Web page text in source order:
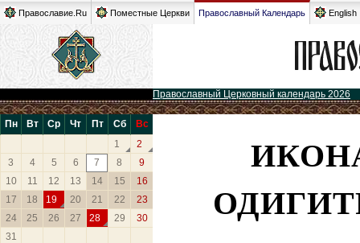
Православие.Ru Поместные Церкви Православный Календарь English
Православный Церковный календарь 2026
Пн Вт Ср Чт Пт Сб
Вс
1
2
3
4 5 6 7 8
9
10
11 12 13 14 15
16
17
18 19 20 21 22
23
24
25 26 27 28 29
30
31